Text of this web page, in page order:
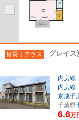
賃貸｜テラス グレイス
内房線
内房線
京成千
千葉県
6.6万